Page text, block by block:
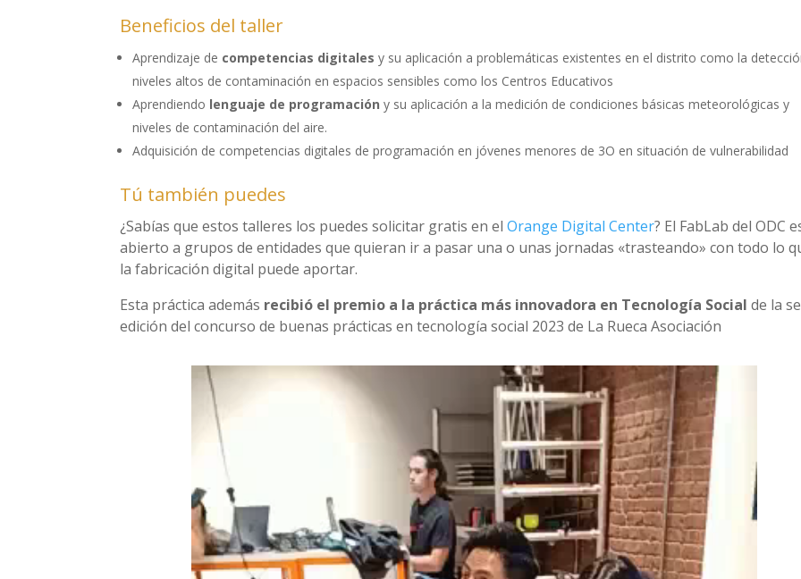
Beneficios del taller
Aprendizaje de competencias digitales y su aplicación a problemáticas existentes en el distrito como la
niveles altos de contaminación en espacios sensibles como los Centros Educativos
Aprendiendo lenguaje de programación y su aplicación a la medición de condiciones básicas meteorológicas y
niveles de contaminación del aire.
Adquisición de competencias digitales de programación en jóvenes menores de 3O en situación de vulnerabilidad
Tú también puedes
¿Sabías que estos talleres los puedes solicitar gratis en elOrange Digital Center? El FabLab del ODC
abierto a grupos de entidades que quieran ir a pasar una o unas jornadas «trasteando» con todo lo
la fabricación digital puede aportar.
Esta práctica además recibió el premio a la práctica más innovadora en Tecnología Social de la
edición del concurso de buenas prácticas en tecnología social 2023 de La Rueca Asociación